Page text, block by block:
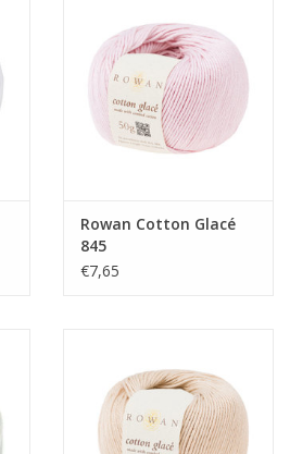
Rowan Cotton Glacé
845
€7,65